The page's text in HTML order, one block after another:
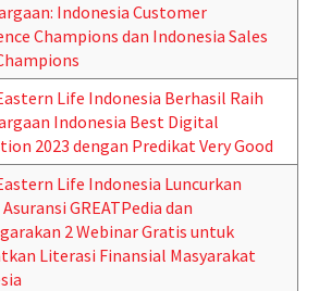
Indonesia Customer
Champions dan Indonesia Sales
Life Indonesia Berhasil Raih
Indonesia Best Digital
2023 dengan Predikat Very Good
Life Indonesia Luncurkan
GREATPedia dan
2 Webinar Gratis untuk
Literasi Finansial Masyarakat